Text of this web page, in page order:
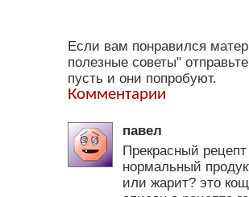
Если вам понравился
полезные советы"
пусть и они попробуют.
Комментарии
павел
Прекрасный
нормальный
или жарит? это